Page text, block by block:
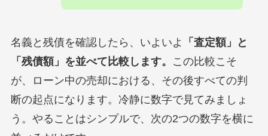
名義と残債を確認したら、いよいよ
「査定額」と
「残債額」を並べて比較します。
この比較こそ
が、ローン中の売却における、その後すべての判
断の起点になります。冷静に数字で見てみましょ
う。やることはシンプルで、次の2つの数字を横に